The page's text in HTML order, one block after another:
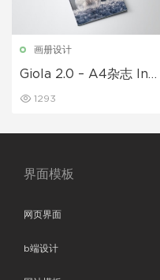
画册设计
Giola 2.0 – A4杂志 InD
1293
界面模板
网页界面
b端设计